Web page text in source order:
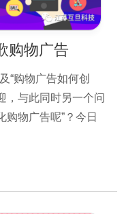
购物广告
“购物广告如何创
，与此同时另一个问
购物广告呢”？今日